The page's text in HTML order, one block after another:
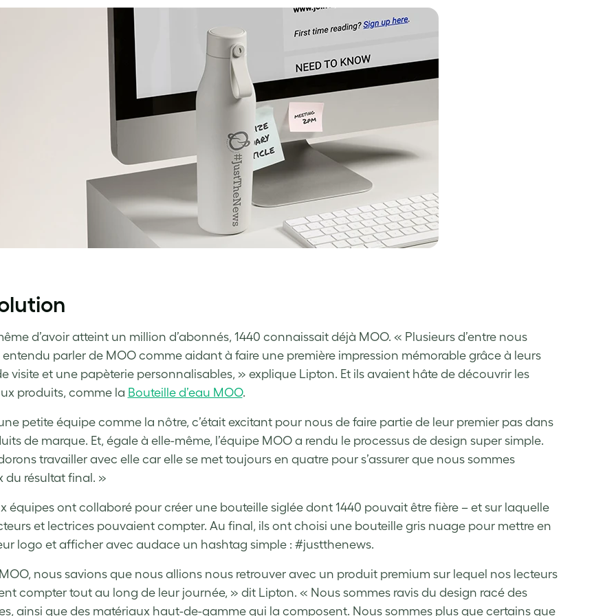
d’avoir atteint un million d’abonnés, 1440 connaissait déjà MOO. « Plusieurs d’entre nous
parler de MOO comme aidant à faire une première impression mémorable grâce à leurs
visite et une papèterie personnalisables, » explique Lipton. Et ils avaient hâte de découvrir les
produits, comme la Bouteille d’eau MOO.
petite équipe comme la nôtre, c’était excitant pour nous de faire partie de leur premier pas dans
de marque. Et, égale à elle-même, l’équipe MOO a rendu le processus de design super simple.
travailler avec elle car elle se met toujours en quatre pour s’assurer que nous sommes
du résultat final. »
équipes ont collaboré pour créer une bouteille siglée dont 1440 pouvait être fière – et sur laquelle
et lectrices pouvaient compter. Au final, ils ont choisi une bouteille gris nuage pour mettre en
logo et afficher avec audace un hashtag simple : #justthenews.
nous savions que nous allions nous retrouver avec un produit premium sur lequel nos lecteurs
compter tout au long de leur journée, » dit Lipton. « Nous sommes ravis du design racé des
ainsi que des matériaux haut-de-gamme qui la composent. Nous sommes plus que certains que